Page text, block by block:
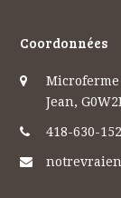
Coordonnées
Jean,
418-630-